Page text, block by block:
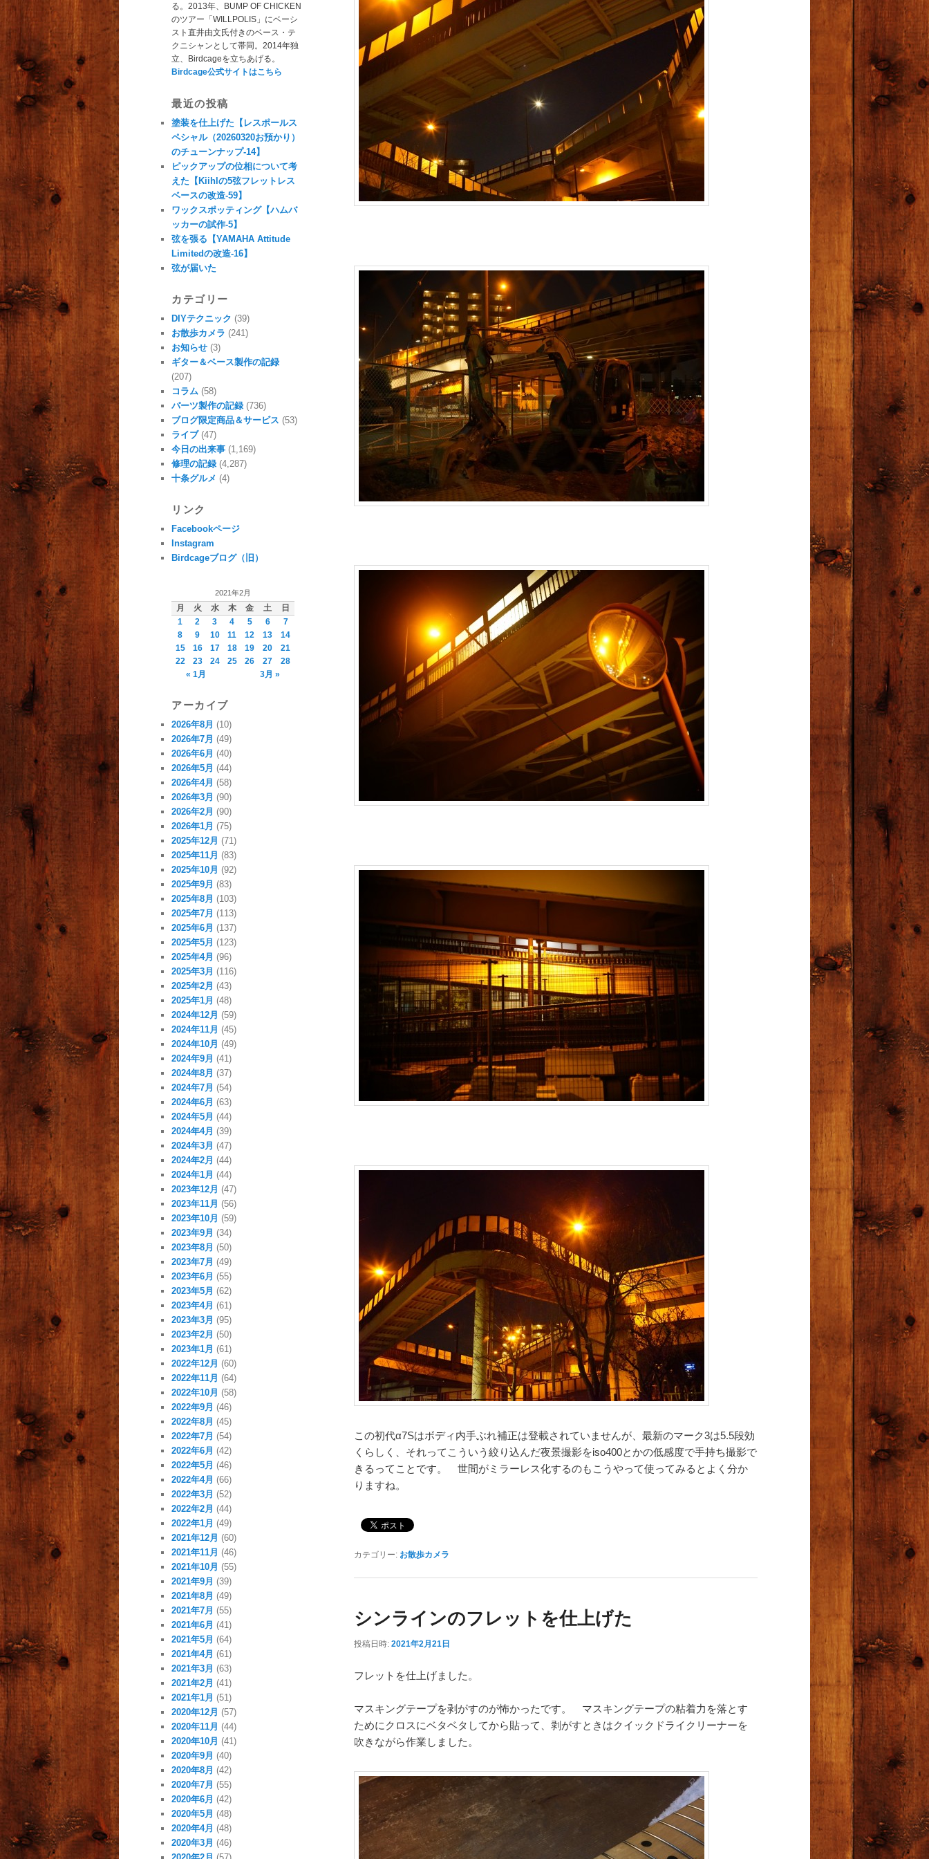
この初代α7Sはボディ内手ぶれ補正は登載されていませんが、最新のマーク3は5.5段効
くらしく、それってこういう絞り込んだ夜景撮影をiso400とかの低感度で手持ち撮影で
きるってことです。 世間がミラーレス化するのもこうやって使ってみるとよく分か
りますね。
カテゴリー: お散歩カメラ
シンラインのフレットを仕上げた
投稿日時: 2021年2月21日
フレットを仕上げました。
マスキングテープを剥がすのが怖かったです。 マスキングテープの粘着力を落とす
ためにクロスにベタベタしてから貼って、剥がすときはクイックドライクリーナーを
吹きながら作業しました。
る。2013年、BUMP OF CHICKEN
のツアー「WILLPOLIS」にベーシ
スト直井由文氏付きのベース・テ
クニシャンとして帯同。2014年独
立、Birdcageを立ちあげる。
Birdcage公式サイトはこちら
最近の投稿
塗装を仕上げた【レスポールス
ペシャル（20260320お預かり）
のチューンナップ-14】
ピックアップの位相について考
えた【Kiihlの5弦フレットレス
ベースの改造-59】
ワックスポッティング【ハムバ
ッカーの試作-5】
弦を張る【YAMAHA Attitude
Limitedの改造-16】
弦が届いた
カテゴリー
DIYテクニック (39)
お散歩カメラ (241)
お知らせ (3)
ギター＆ベース製作の記録
(207)
コラム (58)
パーツ製作の記録 (736)
ブログ限定商品＆サービス (53)
ライブ(47)
今日の出来事 (1,169)
修理の記録 (4,287)
十条グルメ (4)
リンク
Facebookページ
Instagram
Birdcageブログ（旧）
2021年2月
月 火 水 木 金 土
日
1
2 3 4 5 6
7
8
9 10 11 12 13
14
15
16 17 18 19 20
21
22
23 24 25 26 27
28
« 1月
3月 »
アーカイブ
2026年8月 (10)
2026年7月 (49)
2026年6月 (40)
2026年5月 (44)
2026年4月 (58)
2026年3月 (90)
2026年2月 (90)
2026年1月 (75)
2025年12月 (71)
2025年11月 (83)
2025年10月 (92)
2025年9月 (83)
2025年8月 (103)
2025年7月 (113)
2025年6月 (137)
2025年5月 (123)
2025年4月 (96)
2025年3月 (116)
2025年2月 (43)
2025年1月 (48)
2024年12月 (59)
2024年11月 (45)
2024年10月 (49)
2024年9月 (41)
2024年8月 (37)
2024年7月 (54)
2024年6月 (63)
2024年5月 (44)
2024年4月 (39)
2024年3月 (47)
2024年2月 (44)
2024年1月 (44)
2023年12月 (47)
2023年11月 (56)
2023年10月 (59)
2023年9月 (34)
2023年8月 (50)
2023年7月 (49)
2023年6月 (55)
2023年5月 (62)
2023年4月 (61)
2023年3月 (95)
2023年2月 (50)
2023年1月 (61)
2022年12月 (60)
2022年11月 (64)
2022年10月 (58)
2022年9月 (46)
2022年8月 (45)
2022年7月 (54)
2022年6月 (42)
2022年5月 (46)
2022年4月 (66)
2022年3月 (52)
2022年2月 (44)
2022年1月 (49)
2021年12月 (60)
2021年11月 (46)
2021年10月 (55)
2021年9月 (39)
2021年8月 (49)
2021年7月 (55)
2021年6月 (41)
2021年5月 (64)
2021年4月 (61)
2021年3月 (63)
2021年2月 (41)
2021年1月 (51)
2020年12月 (57)
2020年11月 (44)
2020年10月 (41)
2020年9月 (40)
2020年8月 (42)
2020年7月 (55)
2020年6月 (42)
2020年5月 (48)
2020年4月 (48)
2020年3月 (46)